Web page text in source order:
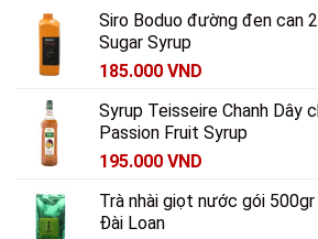
Siro Boduo đường đen can
Sugar Syrup
185.000 VND
Syrup Teisseire Chanh Dây
Passion Fruit Syrup
195.000 VND
Trà nhài giọt nước gói
Đài Loan